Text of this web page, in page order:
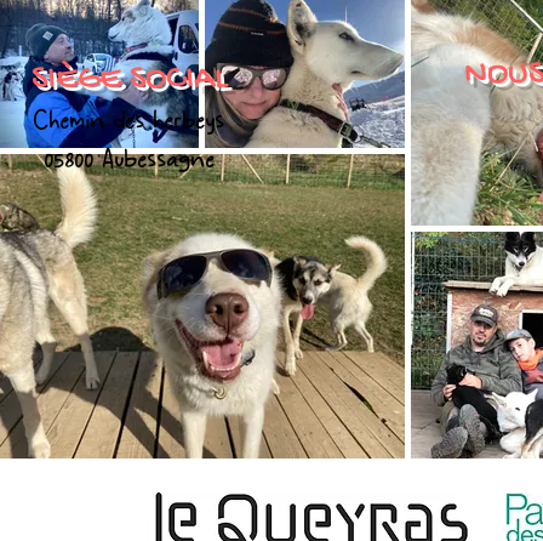
SIÈGE SOCIAL
Chemin des herbeys
05800 Aubessagne